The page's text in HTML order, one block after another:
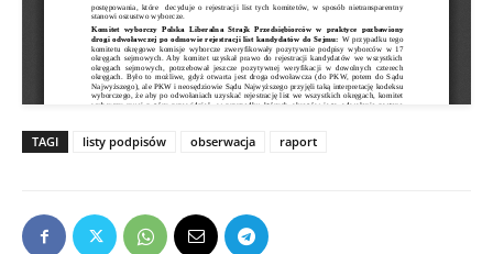
TAGI listy podpisów obserwacja raport